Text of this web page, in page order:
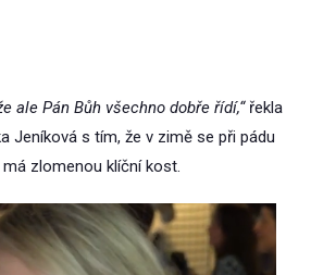
ale Pán Bůh všechno dobře řídí,“řekla
Jeníková s tím, že v zimě se při pádu
má zlomenou klíční kost.